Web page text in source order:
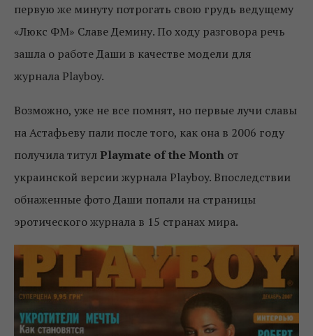
первую же минуту потрогать свою грудь ведущему
«Люкс ФМ» Славе Демину. По ходу разговора речь
зашла о работе Даши в качестве модели для
журнала Playboy.
Возможно, уже не все помнят, но первые лучи славы
на Астафьеву пали после того, как она в 2006 году
получила титул Playmate of the Month от
украинской версии журнала Playboy. Впоследствии
обнаженные фото Даши попали на страницы
эротического журнала в 15 странах мира.